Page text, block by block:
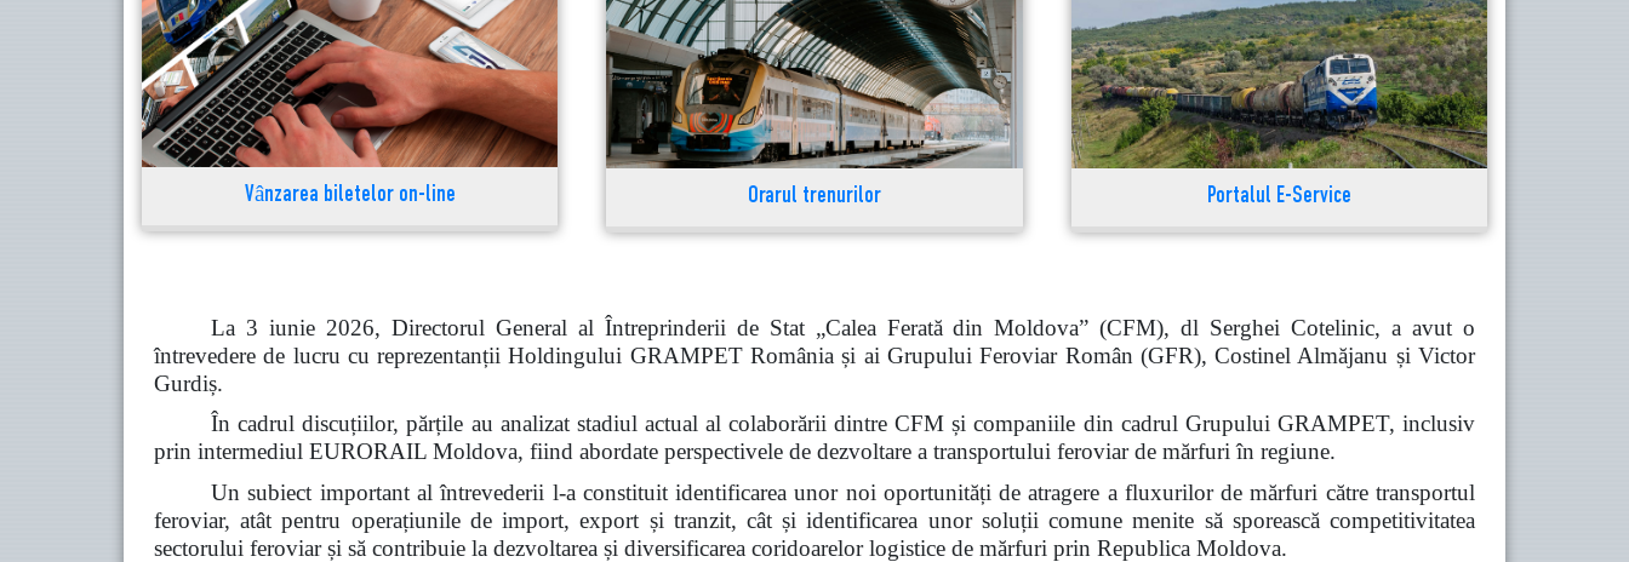
Vânzarea biletelor on-line Orarul trenurilor Portalul E-Service
La 3 iunie 2026, Directorul General al Întreprinderii de Stat „Calea Ferată din Moldova” (CFM), dl Serghei Cotelinic, a avut o
întrevedere de lucru cu reprezentanții Holdingului GRAMPET România și ai Grupului Feroviar Român (GFR), Costinel Almăjanu și Victor
Gurdiș.
În cadrul discuțiilor, părțile au analizat stadiul actual al colaborării dintre CFM și companiile din cadrul Grupului GRAMPET, inclusiv
prin intermediul EURORAIL Moldova, fiind abordate perspectivele de dezvoltare a transportului feroviar de mărfuri în regiune.
Un subiect important al întrevederii l-a constituit identificarea unor noi oportunități de atragere a fluxurilor de mărfuri către transportul
feroviar, atât pentru operațiunile de import, export și tranzit, cât și identificarea unor soluții comune menite să sporească competitivitatea
sectorului feroviar și să contribuie la dezvoltarea și diversificarea coridoarelor logistice de mărfuri prin Republica Moldova.